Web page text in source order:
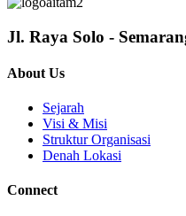
Jl. Raya Solo -
About Us
Sejarah
Visi & Misi
Struktur Organisasi
Denah Lokasi
Connect